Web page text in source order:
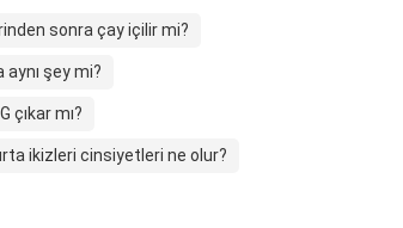
sonra çay içilir mi?
aynı şey mi?
çıkar mı?
ikizleri cinsiyetleri ne olur?